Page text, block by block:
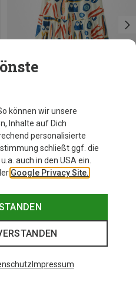
können wir unsere
Inhalte auf Dich
personalisierte
schließt ggf. die
auch in den USA ein.
Google Privacy Site.
Impressum